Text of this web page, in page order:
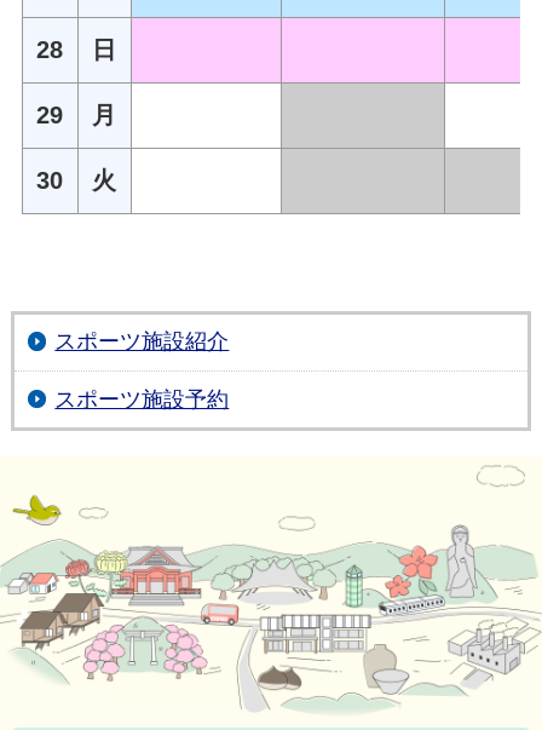
28 日
29 月
30 火
スポーツ施設紹介
スポーツ施設予約